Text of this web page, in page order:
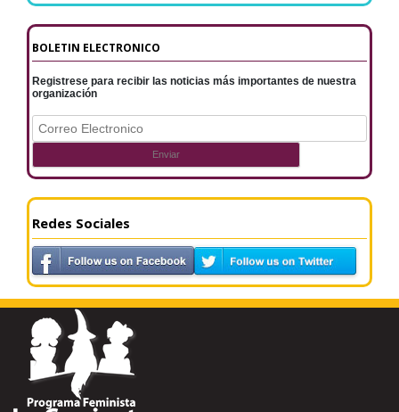
BOLETIN ELECTRONICO
Registrese para recibir las noticias más importantes de nuestra
organización
Redes Sociales